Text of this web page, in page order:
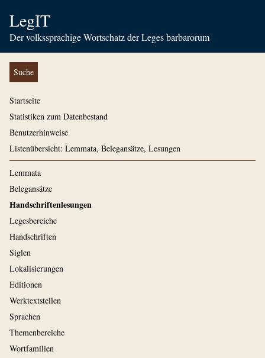
LegIT
Der volkssprachige Wortschatz der Leges barbarorum
Suche
Startseite
Statistiken zum Datenbestand
Benutzerhinweise
Listenübersicht: Lemmata, Belegansätze, Lesungen
Lemmata
Belegansätze
Handschriftenlesungen
Legesbereiche
Handschriften
Siglen
Lokalisierungen
Editionen
Werktextstellen
Sprachen
Themenbereiche
Wortfamilien